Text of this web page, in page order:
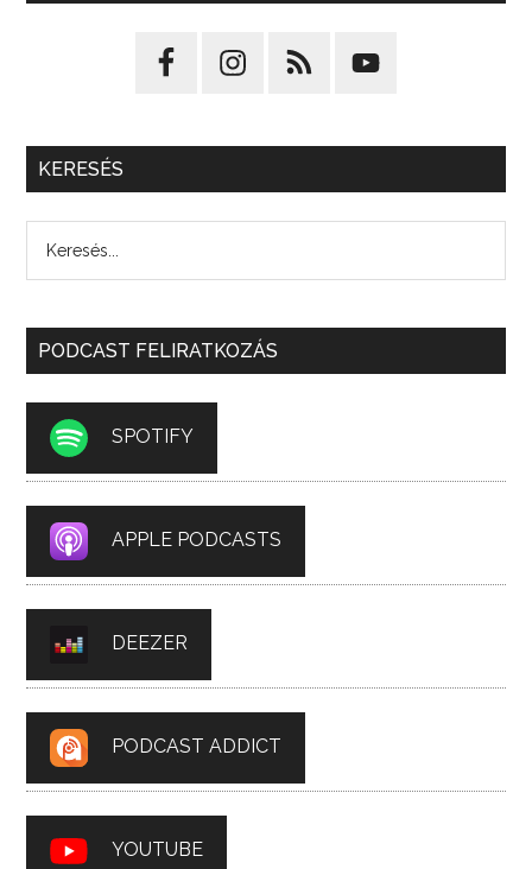
KERESÉS
PODCAST FELIRATKOZÁS
SPOTIFY
APPLE PODCASTS
DEEZER
PODCAST ADDICT
YOUTUBE